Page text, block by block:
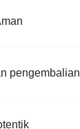
pengembalian